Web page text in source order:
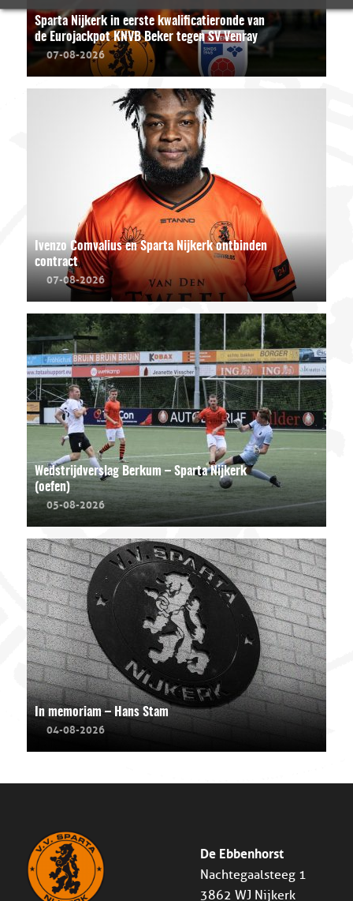
Sparta Nijkerk in eerste kwalificatieronde van
de Eurojackpot KNVB Beker tegen SV Venray
07-08-2026
Ivenzo Comvalius en Sparta Nijkerk ontbinden
contract
07-08-2026
Wedstrijdverslag Berkum – Sparta Nijkerk
(oefen)
05-08-2026
In memoriam – Hans Stam
04-08-2026
De Ebbenhorst
Nachtegaalsteeg 1
3862 WJ Nijkerk